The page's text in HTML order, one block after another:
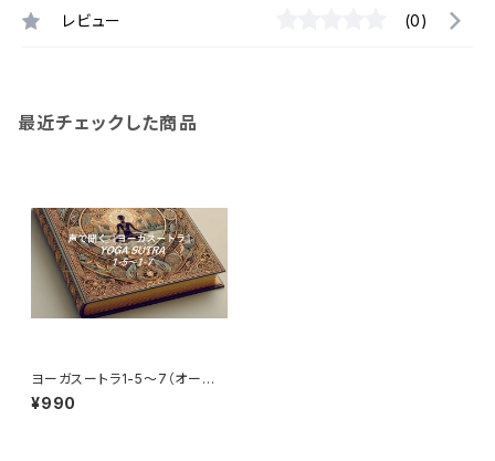
レビュー (0)
最近チェックした商品
ヨーガスートラ1-5～7（オーディ
オ版テキスト付）
¥990